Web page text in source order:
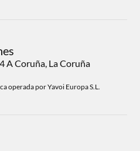
A Coruña, La Coruña
operada por Yavoi Europa S.L.